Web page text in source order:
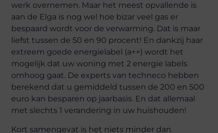
werk overnemen. Maar het meest opvallende is
aan de Elga is nog wel hoe bizar veel gas er
bespaard wordt voor de verwarming. Dat is maar
liefst tussen de 50 en 90 procent! En dankzij haar
extreem goede energielabel (a++) wordt het
mogelijk dat uw woning met 2 energie labels
omhoog gaat. De experts van techneco hebben
berekend dat u gemiddeld tussen de 200 en 500
euro kan besparen op jaarbasis. En dat allemaal
met slechts 1 verandering in uw huishouden!
Kort samengevat is het niets minder dan